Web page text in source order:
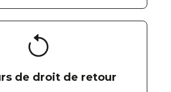
de droit de retour